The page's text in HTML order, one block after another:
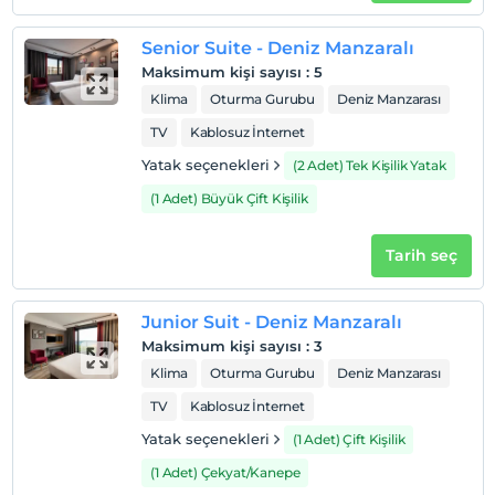
Haritada Göster
En erken saat 14:00 ve sonrası
Evcil Hayvan
Evcil hayvan kabul edilmemektedir.
Sigara
2 yaşına kadar olan bebekler ücretsizdir.
Her bir oda için 6 yaşına kadar 1 çocuk ücretsizdir
Senior Suite - Deniz Manzaralı
Maksimum kişi sayısı : 5
Klima Oturma Gurubu
Deniz Manzarası
TV
Kablosuz İnternet
Yatak seçenekleri
(2 Adet) Tek Kişilik Yatak
(1 Adet) Büyük Çift Kişilik
Tarih seç
Junior Suit - Deniz Manzaralı
Maksimum kişi sayısı : 3
Klima Oturma Gurubu
Deniz Manzarası
TV
Kablosuz İnternet
Yatak seçenekleri
(1 Adet) Çift Kişilik
(1 Adet) Çekyat/Kanepe